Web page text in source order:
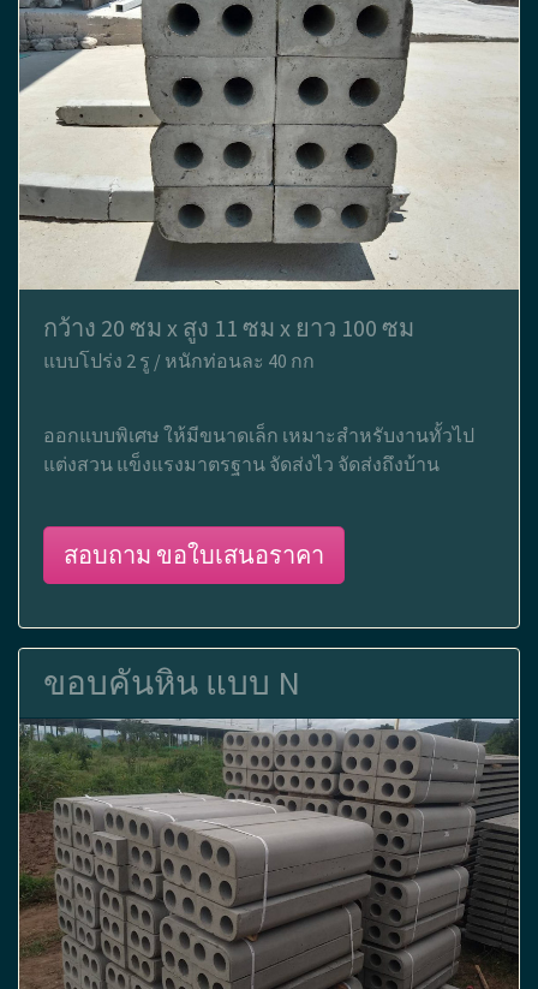
กว้าง 20 ซม x สูง 11 ซม x ยาว 100 ซม
แบบโปร่ง 2 รู / หนักท่อนละ 40 กก
ออกแบบพิเศษ ให้มีขนาดเล็ก เหมาะสำหรับงานทั้วไป
แต่งสวน แข็งแรงมาตรฐาน จัดส่งไว จัดส่งถึงบ้าน
สอบถาม ขอใบเสนอราคา
ขอบคันหิน แบบ N